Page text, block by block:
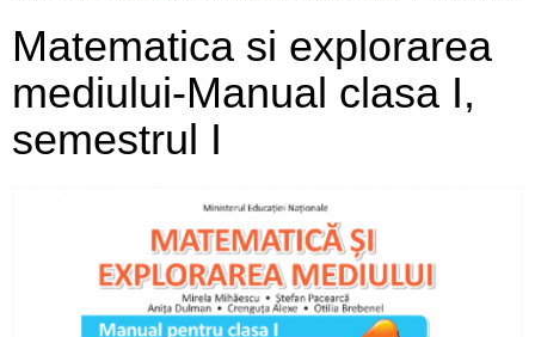
Matematica si explorarea
mediului-Manual clasa I,
semestrul I